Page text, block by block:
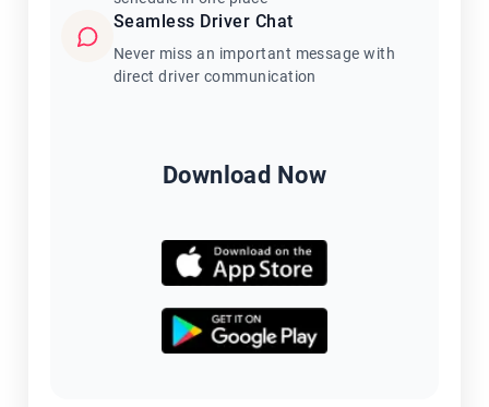
Seamless Driver Chat
Never miss an important message with
direct driver communication
Download Now